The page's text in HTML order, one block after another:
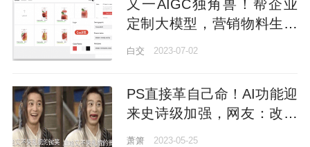
又一AIGC独角兽！帮企业
定制大模型，营销物料生成
发布全包，Adobe前CTO创
白交 2023-07-02
PS直接革自己命！AI功能迎
来史诗级加强，网友：改变
游戏规则
萧箫 2023-05-25